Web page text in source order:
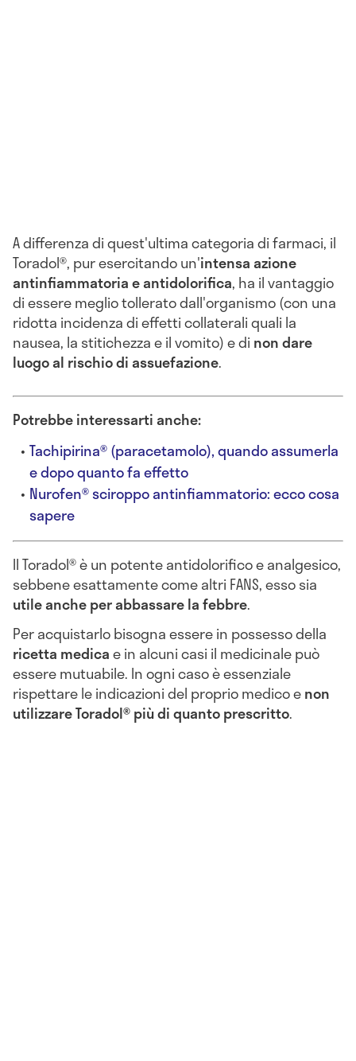
A differenza di quest'ultima categoria di farmaci, il
Toradol®, pur esercitando un'intensa azione
antinfiammatoria e antidolorifica, ha il vantaggio
di essere meglio tollerato dall'organismo (con una
ridotta incidenza di effetti collaterali quali la
nausea, la stitichezza e il vomito) e di non dare
luogo al rischio di assuefazione.
Potrebbe interessarti anche:
Tachipirina® (paracetamolo), quando assumerla
e dopo quanto fa effetto
Nurofen® sciroppo antinfiammatorio: ecco cosa
sapere
Il Toradol® è un potente antidolorifico e analgesico,
sebbene esattamente come altri FANS, esso sia
utile anche per abbassare la febbre.
Per acquistarlo bisogna essere in possesso della
ricetta medicae in alcuni casi il medicinale può
essere mutuabile. In ogni caso è essenziale
rispettare le indicazioni del proprio medico enon
utilizzare Toradol® più di quanto prescritto.